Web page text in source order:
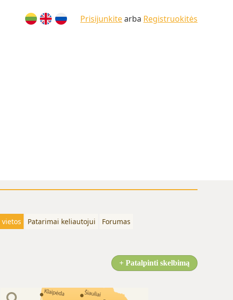
Prisijunkitearba Registruokitės
vietos Patarimai keliautojui
Forumas
+ Patalpinti skelbimą